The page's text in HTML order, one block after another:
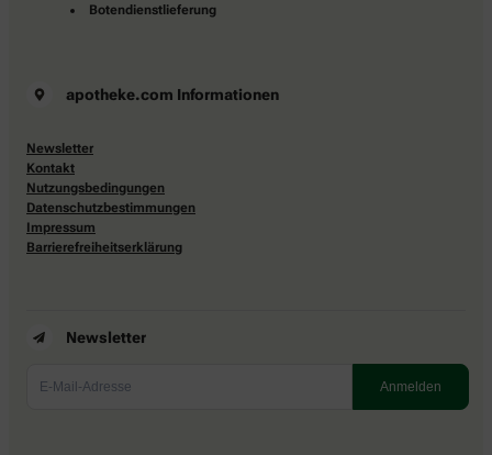
Botendienstlieferung
apotheke.com Informationen
Newsletter
Kontakt
Nutzungsbedingungen
Datenschutzbestimmungen
Impressum
Barrierefreiheitserklärung
Newsletter